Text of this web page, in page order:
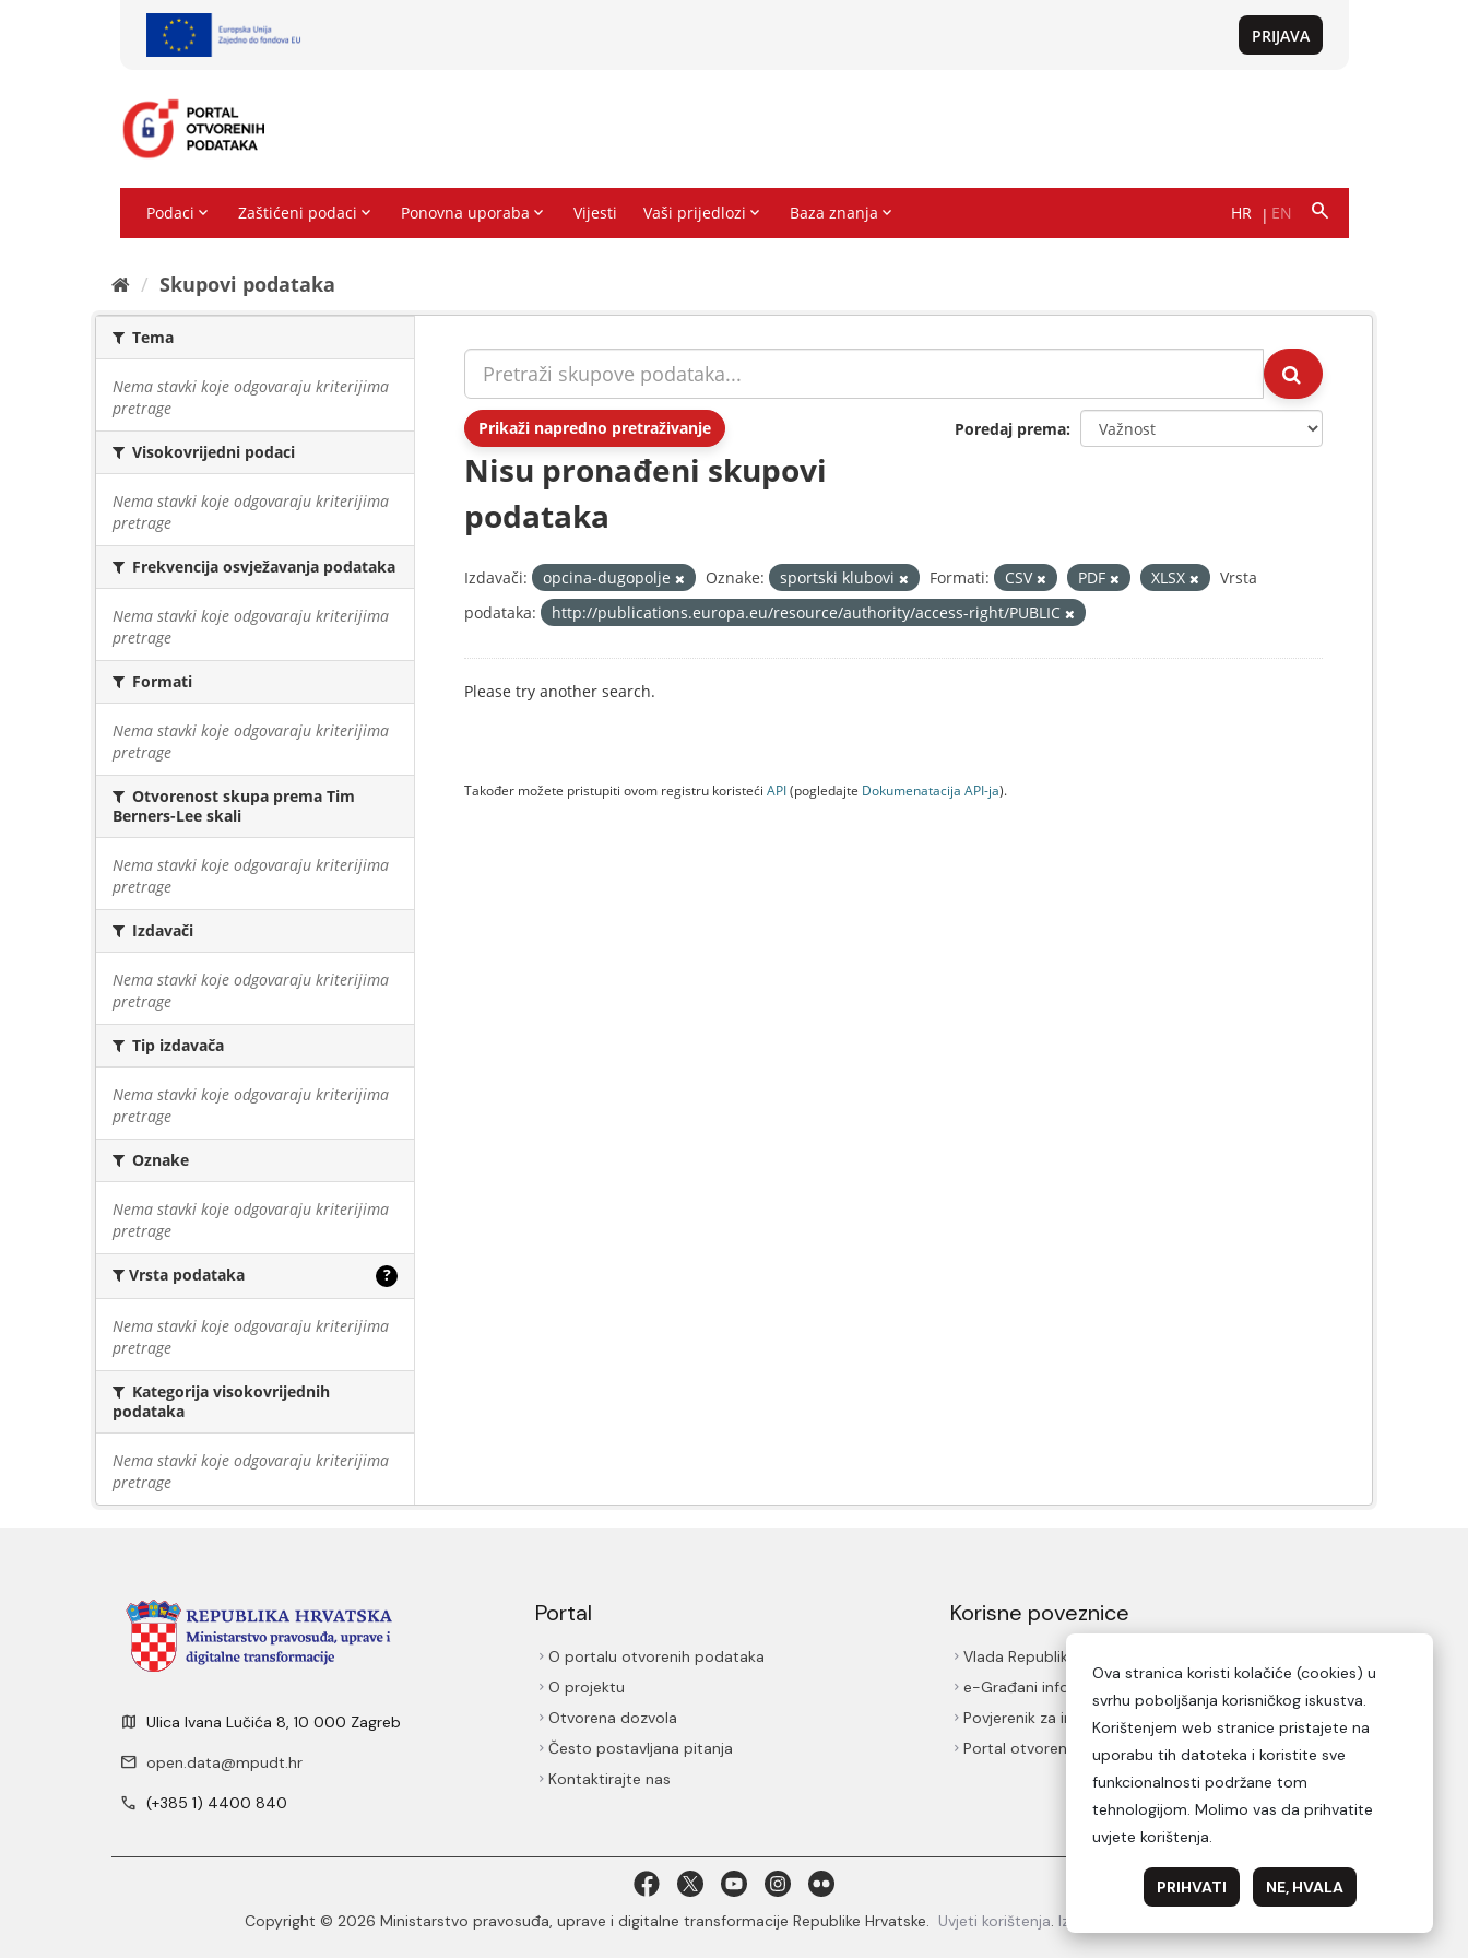
Skupovi podаtаkа
Tema
Nema stavki koje odgovaraju kriterijima
pretrage
Visokovrijedni podaci
Nema stavki koje odgovaraju kriterijima
pretrage
Frekvencija osvježavanja podataka
Nema stavki koje odgovaraju kriterijima
pretrage
Formati
Nema stavki koje odgovaraju kriterijima
pretrage
Otvorenost skupa prema Tim
Berners-Lee skali
Nema stavki koje odgovaraju kriterijima
pretrage
Izdavači
Nema stavki koje odgovaraju kriterijima
pretrage
Tip izdavača
Nema stavki koje odgovaraju kriterijima
pretrage
Oznake
Nema stavki koje odgovaraju kriterijima
pretrage
Vrsta podataka ?
Nema stavki koje odgovaraju kriterijima
pretrage
Kategorija visokovrijednih
podataka
Nema stavki koje odgovaraju kriterijima
pretrage
Prikaži napredno pretraživanje Poredaj prema
Nisu pronađeni skupovi
podataka
Izdavači: opcina-dugopolje Oznake: sportski klubovi Formati: CSV PDF XLSX
Vrsta
podataka:
http://publications.europa.eu/resource/authority/access-right/PUBLIC
Please try another search.
Također možete pristupiti ovom registru koristeći API(pogledajte Dokumenаtаcijа API-jа).